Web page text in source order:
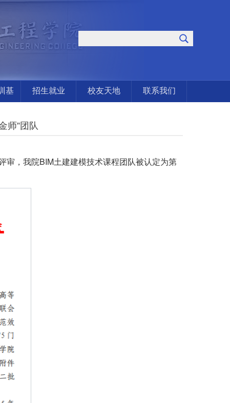
基 招生就业 校友天地 联系我们
师”团队
审，我院BIM土建建模技术课程团队被认定为第